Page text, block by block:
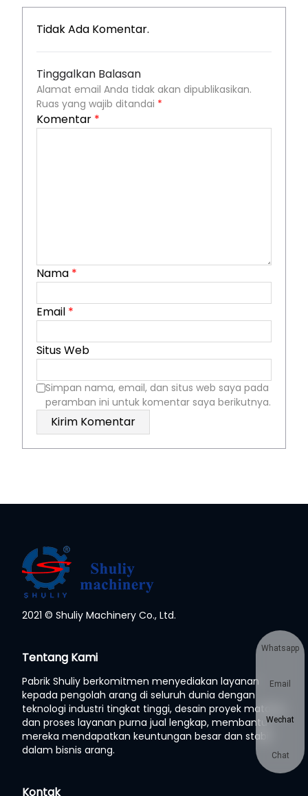
Tidak Ada Komentar.
Tinggalkan Balasan
Alamat email Anda tidak akan dipublikasikan.
Ruas yang wajib ditandai *
Komentar *
Nama *
Email *
Situs Web
Simpan nama, email, dan situs web saya pada
peramban ini untuk komentar saya berikutnya.
2021 © Shuliy Machinery Co., Ltd.
Tentang Kami
Pabrik Shuliy berkomitmen menyediakan layanan
kepada pengolah arang di seluruh dunia dengan
teknologi industri tingkat tinggi, desain proyek matang,
dan proses layanan purna jual lengkap, membantu
mereka mendapatkan keuntungan besar dan stabil
dalam bisnis arang.
Kontak
Whatsapp
Email
Wechat
Chat